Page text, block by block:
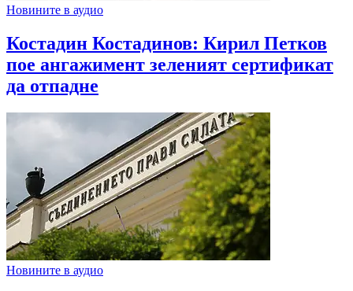
Новините в аудио
Костадин Костадинов: Кирил Петков
пое ангажимент зеленият сертификат
да отпадне
Новините в аудио